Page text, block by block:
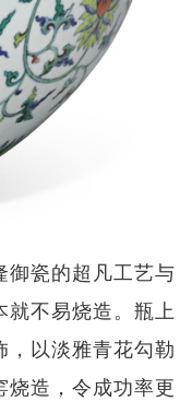
御瓷的超凡工艺与
不易烧造。瓶上
以淡雅青花勾勒
造，令成功率更